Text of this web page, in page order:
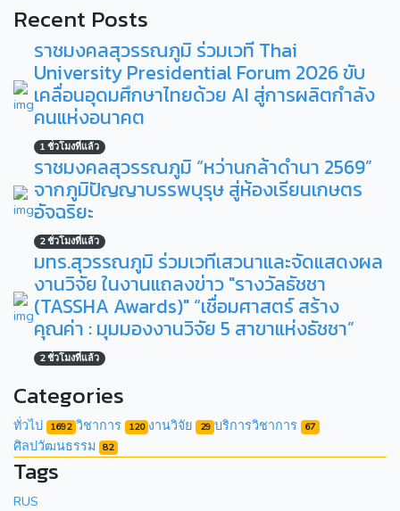
Recent Posts
ราชมงคลสุวรรณภูมิ ร่วมเวที Thai
University Presidential Forum 2026 ขับ
เคลื่อนอุดมศึกษาไทยด้วย AI สู่การผลิตกำลัง
คนแห่งอนาคต
1 ชั่วโมงที่แล้ว
ราชมงคลสุวรรณภูมิ “หว่านกล้าดำนา 2569”
จากภูมิปัญญาบรรพบุรุษ สู่ห้องเรียนเกษตร
อัจฉริยะ
2 ชั่วโมงที่แล้ว
มทร.สุวรรณภูมิ ร่วมเวทีเสวนาและจัดแสดงผล
งานวิจัย ในงานแถลงข่าว "รางวัลธัชชา
(TASSHA Awards)" “เชื่อมศาสตร์ สร้าง
คุณค่า : มุมมองงานวิจัย 5 สาขาแห่งธัชชา”
2 ชั่วโมงที่แล้ว
Categories
ทั่วไป 1692 วิชาการ 120 งานวิจัย 29 บริการวิชาการ 67
ศิลปวัฒนธรรม 82
Tags
RUS